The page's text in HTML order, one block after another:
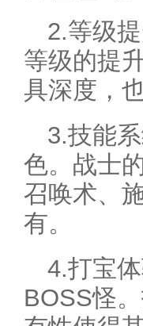
2.等级
等级的提
具深度，
3.技能
色。战士
召唤术、
有。
4.打宝
BOSS怪